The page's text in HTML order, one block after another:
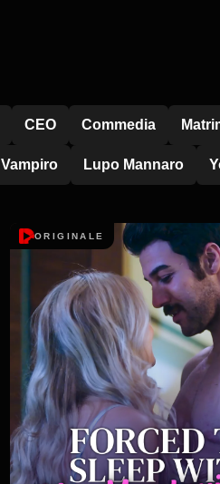
CEO Commedia
Vampiro Lupo Mannaro
ORIGINALE